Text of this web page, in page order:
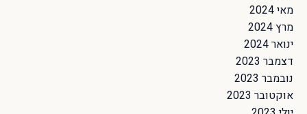
מאי 2024
מרץ 2024
ינואר 2024
דצמבר 2023
נובמבר 2023
אוקטובר 2023